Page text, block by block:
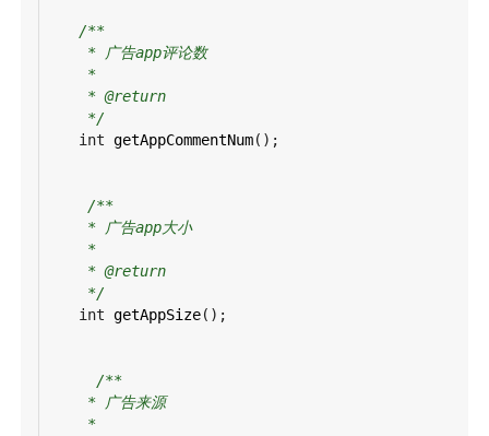
/**
* 广告app评论数
*
* @return
*/
int getAppCommentNum();
/**
* 广告app大小
*
* @return
*/
int getAppSize();
/**
* 广告来源
*